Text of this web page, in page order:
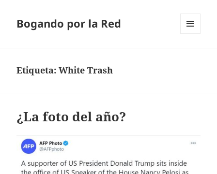
Bogando por la Red
Etiqueta:White Trash
¿La foto del año?